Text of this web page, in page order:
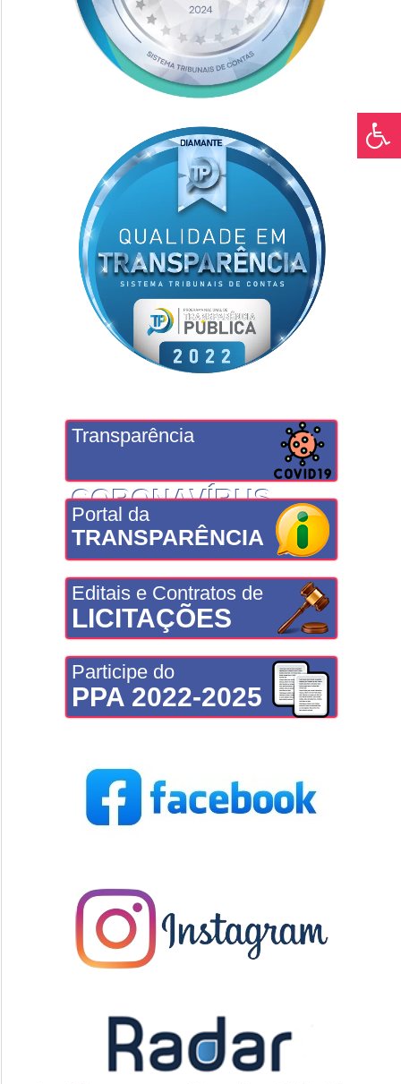
Transparência
CORONAVÍRUS
Portal da
TRANSPARÊNCIA
Editais e Contratos de
LICITAÇÕES
Participe do
PPA 2022-2025